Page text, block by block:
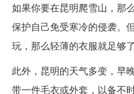
如果你要在昆明爬雪山，那
保护自己免受寒冷的侵袭。
玩，那么轻薄的衣服就足够了
此外，昆明的天气多变，早
带一件毛衣或外套，以备不